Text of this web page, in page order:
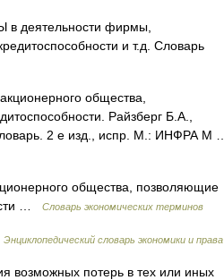
деятельности фирмы,
и т.д. Словарь
общества,
Райзберг Б.А.,
2 е изд., испр. М.: ИНФРА М …
общества, позволяющие
…
Словарь экономических терминов
Энциклопедический словарь экономики и права
возможных потерь в тех или иных